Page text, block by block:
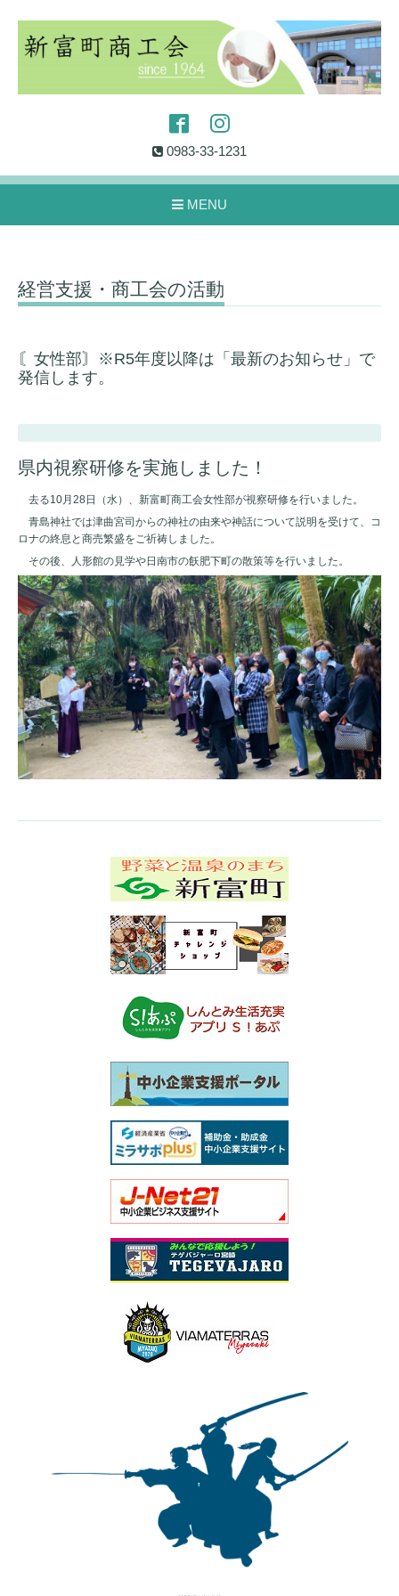
0983-33-1231
MENU
経営支援・商工会の活動
〘女性部〙※R5年度以降は「最新のお知らせ」で
発信します。
県内視察研修を実施しました！
去る10月28日（水）、新富町商工会女性部が視察研修を行いました。
青島神社では津曲宮司からの神社の由来や神話について説明を受けて、コ
ロナの終息と商売繁盛をご祈祷しました。
その後、人形館の見学や日南市の飫肥下町の散策等を行いました。